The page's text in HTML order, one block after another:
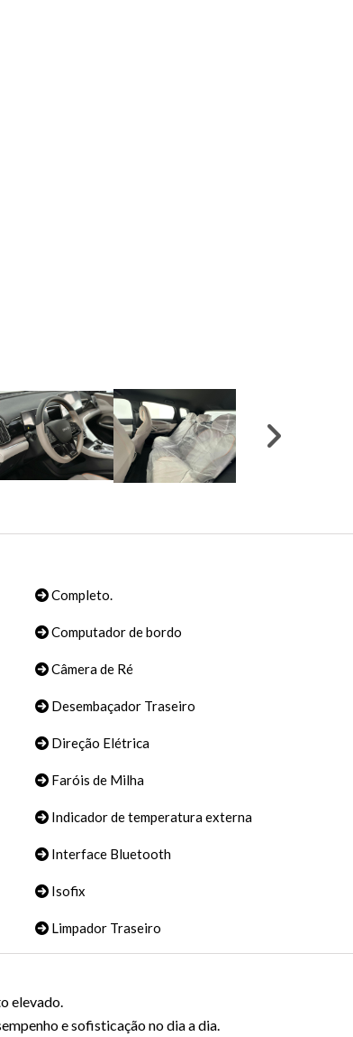
Completo.
Computador de bordo
Câmera de Ré
Desembaçador Traseiro
Direção Elétrica
Faróis de Milha
Indicador de temperatura externa
Interface Bluetooth
Isofix
Limpador Traseiro
elevado.
e sofisticação no dia a dia.